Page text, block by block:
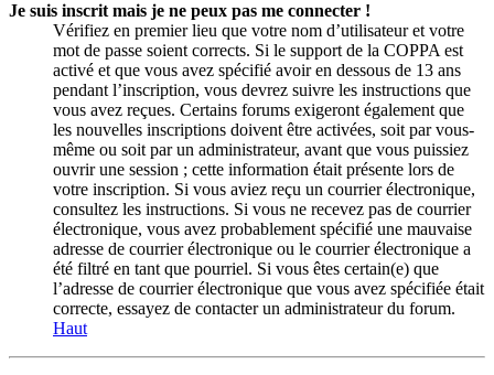
Je suis inscrit mais je ne peux pas me connecter !
Vérifiez en premier lieu que votre nom d’utilisateur et votre
mot de passe soient corrects. Si le support de la COPPA est
activé et que vous avez spécifié avoir en dessous de 13 ans
pendant l’inscription, vous devrez suivre les instructions que
vous avez reçues. Certains forums exigeront également que
les nouvelles inscriptions doivent être activées, soit par vous-
même ou soit par un administrateur, avant que vous puissiez
ouvrir une session ; cette information était présente lors de
votre inscription. Si vous aviez reçu un courrier électronique,
consultez les instructions. Si vous ne recevez pas de courrier
électronique, vous avez probablement spécifié une mauvaise
adresse de courrier électronique ou le courrier électronique a
été filtré en tant que pourriel. Si vous êtes certain(e) que
l’adresse de courrier électronique que vous avez spécifiée était
correcte, essayez de contacter un administrateur du forum.
Haut